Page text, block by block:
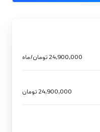
24,900,000 تومان/ماه
24,900,000 تومان